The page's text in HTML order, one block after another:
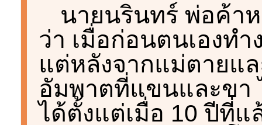
นายนรินทร์ พ่อค้า
ว่า เมื่อก่อนตนเองท
แต่หลังจากแม่ตายแ
อัมพาตที่แขนและขา
ได้ตั้งแต่เมื่อ 10 ปีที่